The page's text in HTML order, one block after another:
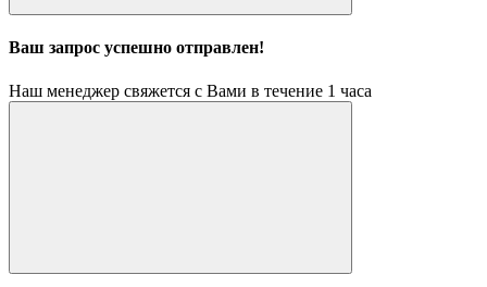
Ваш запрос успешно отправлен!
Наш менеджер свяжется с Вами в течение 1 часа